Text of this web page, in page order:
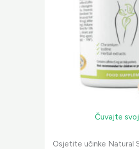
Čuvajte
Osjetite učinke Natural